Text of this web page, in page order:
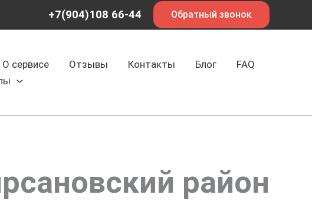
+7(904)108 66-44 Обратный звонок
О сервисе Отзывы Контакты Блог
FAQ
район